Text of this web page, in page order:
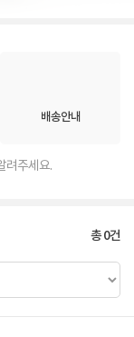
배송안내
려주세요.
총0건